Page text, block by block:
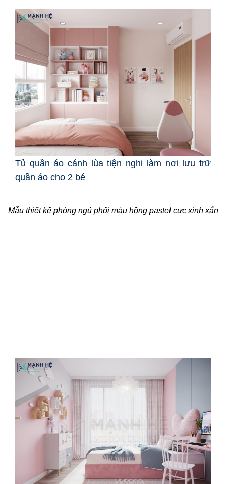
Tủ quần áo cánh lùa tiện nghi làm nơi lưu trữ
quần áo cho 2 bé
Mẫu thiết kế phòng ngủ phối màu hồng pastel cực xinh xắn